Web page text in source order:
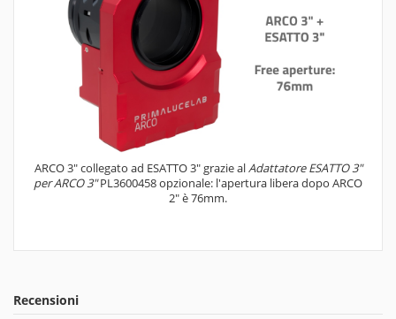
ARCO 3" collegato ad ESATTO 3" grazie alAdattatore ESATTO 3"
per ARCO 3" PL3600458opzionale: l'apertura libera dopo ARCO
2" è 76mm.
Recensioni